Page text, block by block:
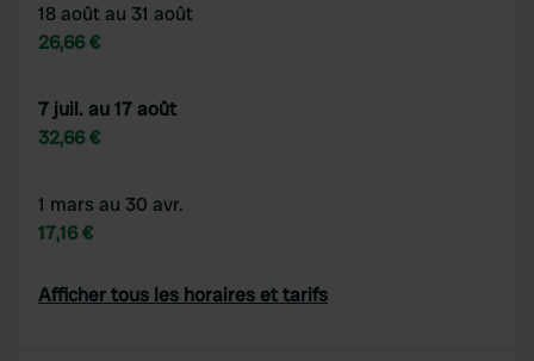
18 août au 31 août
26,66 €
7 juil. au 17 août
32,66 €
1 mars au 30 avr.
17,16 €
Afficher tous les horaires et tarifs